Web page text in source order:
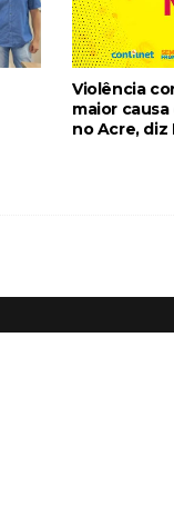
Violência
maior
no Acre, diz